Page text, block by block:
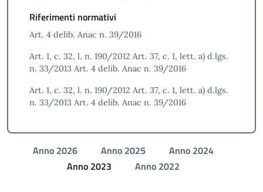
Riferimenti normativi
Art. 4 delib. Anac n. 39/2016
Art. 1, c. 32, l. n. 190/2012 Art. 37, c. 1, lett. a) d.lgs.
n. 33/2013 Art. 4 delib. Anac n. 39/2016
Art. 1, c. 32, l. n. 190/2012 Art. 37, c. 1, lett. a) d.lgs.
n. 33/2013 Art. 4 delib. Anac n. 39/2016
Anno 2026 Anno 2025
Anno 2024
Anno 2023
Anno 2022